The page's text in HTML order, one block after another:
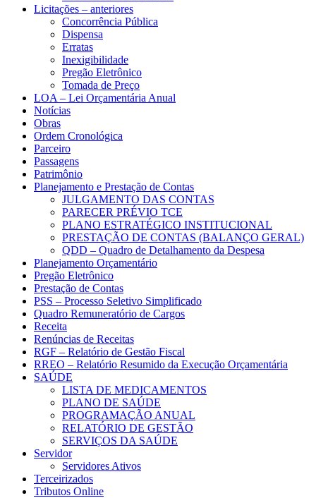
Licitações – anteriores
Concorrência Pública
Dispensa
Erratas
Inexigibilidade
Pregão Eletrônico
Tomada de Preço
LOA – Lei Orçamentária Anual
Notícias
Obras
Ordem Cronológica
Parceiro
Passagens
Patrimônio
Planejamento e Prestação de Contas
JULGAMENTO DAS CONTAS
PARECER PRÉVIO TCE
PLANO ESTRATÉGICO INSTITUCIONAL
PRESTAÇÃO DE CONTAS (BALANÇO GERAL)
QDD – Quadro de Detalhamento da Despesa
Planejamento Orçamentário
Pregão Eletrônico
Prestação de Contas
PSS – Processo Seletivo Simplificado
Quadro Remuneratório de Cargos
Receita
Renúncias de Receitas
RGF – Relatório de Gestão Fiscal
RREO – Relatório Resumido da Execução Orçamentária
SAÚDE
LISTA DE MEDICAMENTOS
PLANO DE SAÚDE
PROGRAMAÇÃO ANUAL
RELATÓRIO DE GESTÃO
SERVIÇOS DA SAÚDE
Servidor
Servidores Ativos
Terceirizados
Tributos Online